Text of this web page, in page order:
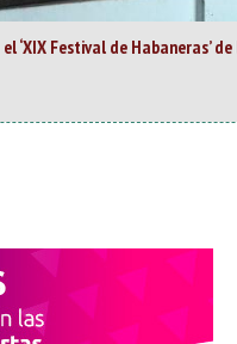
‘XIX Festival de Habaneras’